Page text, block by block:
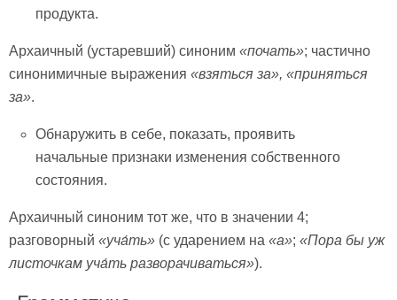
продукта.
Архаичный (устаревший) синоним «почать»; частично
синонимичные выражения «взяться за», «приняться
за».
Обнаружить в себе, показать, проявить
начальные признаки изменения собственного
состояния.
Архаичный синоним тот же, что в значении 4;
разговорный «уча́ть» (с ударением на «а»; «Пора бы уж
листочкам уча́ть разворачиваться»).